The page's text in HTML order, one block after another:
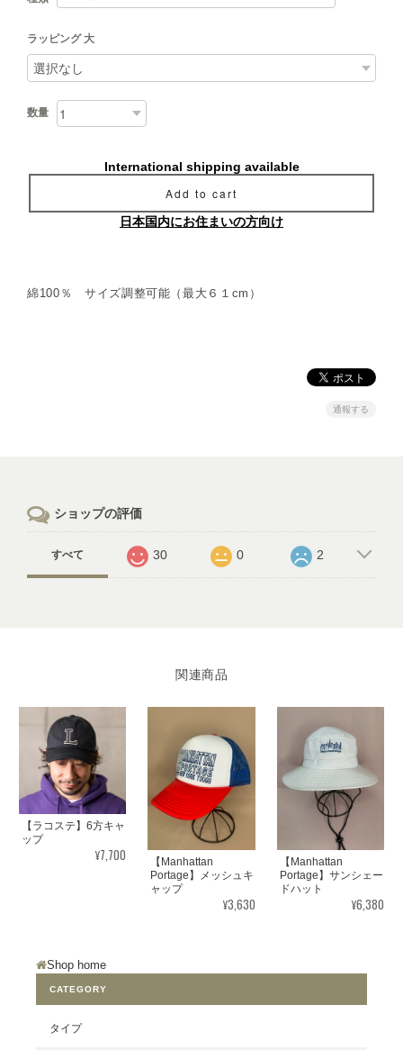
ラッピング 大
数量
International shipping available
Add to cart
日本国内にお住まいの方向け
綿100％ サイズ調整可能（最大６１cm）
通報する
ショップの評価
すべて 30 0 2
関連商品
【ラコステ】6方キャ
ップ
¥7,700
【Manhattan
Portage】メッシュキ
ャップ
¥3,630
【Manhattan
Portage】サンシェー
ドハット
¥6,380
Shop home
CATEGORY
タイプ